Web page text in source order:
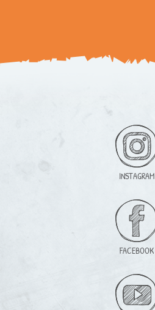
INSTAGRAM
FACEBOOK